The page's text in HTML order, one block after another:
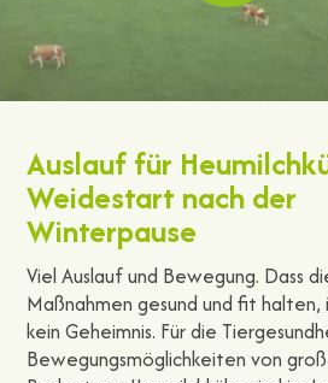
Auslauf für
Weidestart nach der
Winterpause
Viel Auslauf und Bewegung. Dass
Maßnahmen gesund und fit halten,
kein Geheimnis. Für die
Bewegungsmöglichkeiten von